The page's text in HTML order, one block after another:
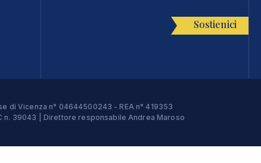
Sostienici
di Vicenza n° 04644500243 - REA n° 419353
n. 39043 | Direttore responsabile Andrea Maroso